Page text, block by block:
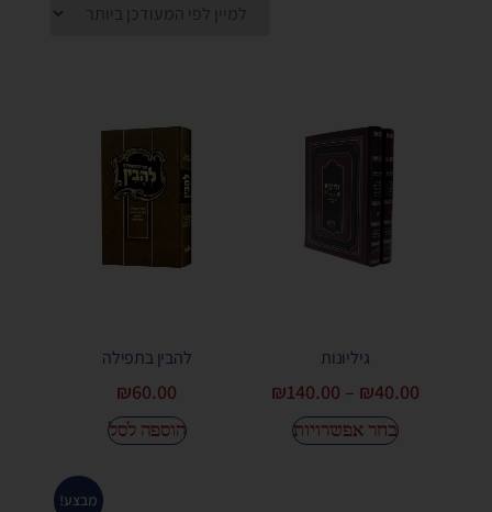
גיליונות
₪40.00
–
₪140.00
בחר אפשרויות
להבין בתפילה
₪60.00
הוספה לסל
מבצע!